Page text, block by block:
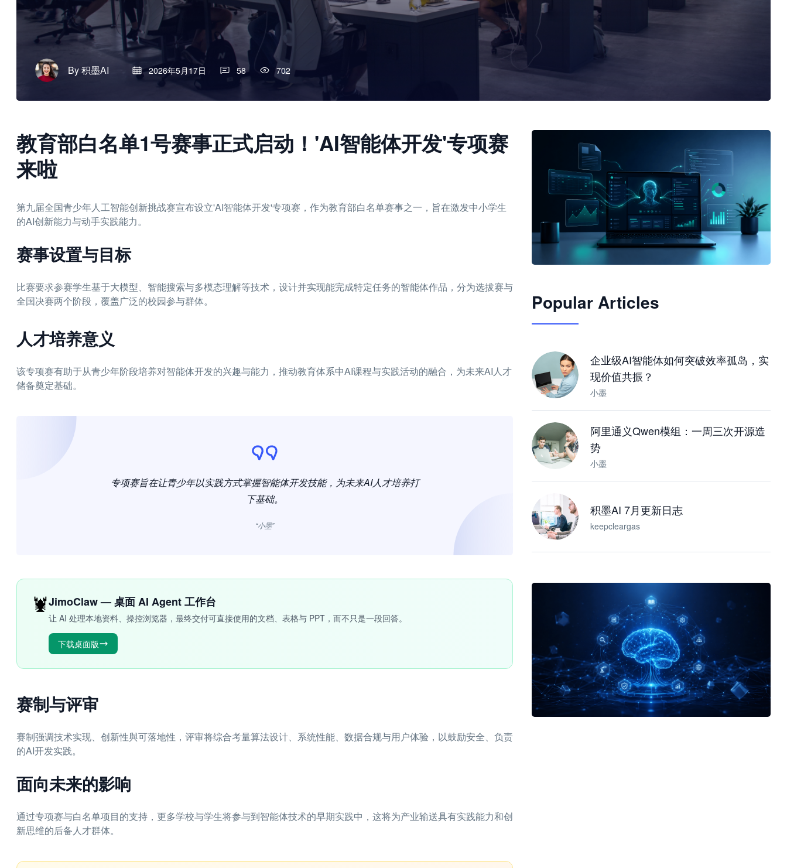
By积墨AI 2026年5月17日 58 702
教育部白名单1号赛事正式启动！'AI智能体开发'专项赛
来啦
第九届全国青少年人工智能创新挑战赛宣布设立'AI智能体开发'专项赛，作为教育部白名单赛事之一，旨在激发中小学生
的AI创新能力与动手实践能力。
赛事设置与目标
比赛要求参赛学生基于大模型、智能搜索与多模态理解等技术，设计并实现能完成特定任务的智能体作品，分为选拔赛与
全国决赛两个阶段，覆盖广泛的校园参与群体。
人才培养意义
该专项赛有助于从青少年阶段培养对智能体开发的兴趣与能力，推动教育体系中AI课程与实践活动的融合，为未来AI人才
储备奠定基础。
专项赛旨在让青少年以实践方式掌握智能体开发技能，为未来AI人才培养打
下基础。
“小墨”
🦞JimoClaw — 桌面 AI Agent 工作台
让 AI 处理本地资料、操控浏览器，最终交付可直接使用的文档、表格与 PPT，而不只是一段回答。
下载桌面版
赛制与评审
赛制强调技术实现、创新性與可落地性，评审将综合考量算法设计、系统性能、数据合规与用户体验，以鼓励安全、负责
的AI开发实践。
面向未来的影响
通过专项赛与白名单项目的支持，更多学校与学生将参与到智能体技术的早期实践中，这将为产业输送具有实践能力和创
新思维的后备人才群体。
JimoClaw 桌面 AI Agent 工作台
Popular Articles
企业级AI智能体如何突破效率孤岛，实
现价值共振？
小墨
阿里通义Qwen模组：一周三次开源造
势
小墨
积墨AI 7月更新日志
keepcleargas